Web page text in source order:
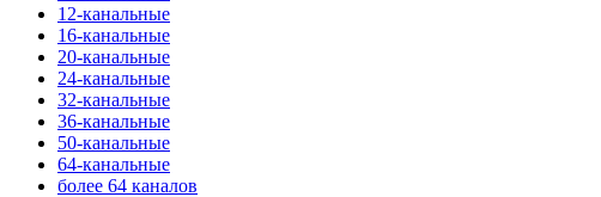
12-канальные
16-канальные
20-канальные
24-канальные
32-канальные
36-канальные
50-канальные
64-канальные
более 64 каналов